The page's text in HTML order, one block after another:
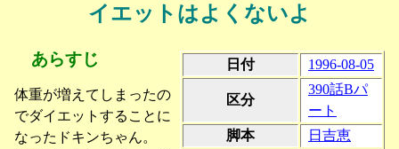
イエットはよくないよ
日付 1996-08-05
区分
390話Bパ
ート
脚本
日吉恵
あらすじ
体重が増えてしまったの
でダイエットすることに
なったドキンちゃん。